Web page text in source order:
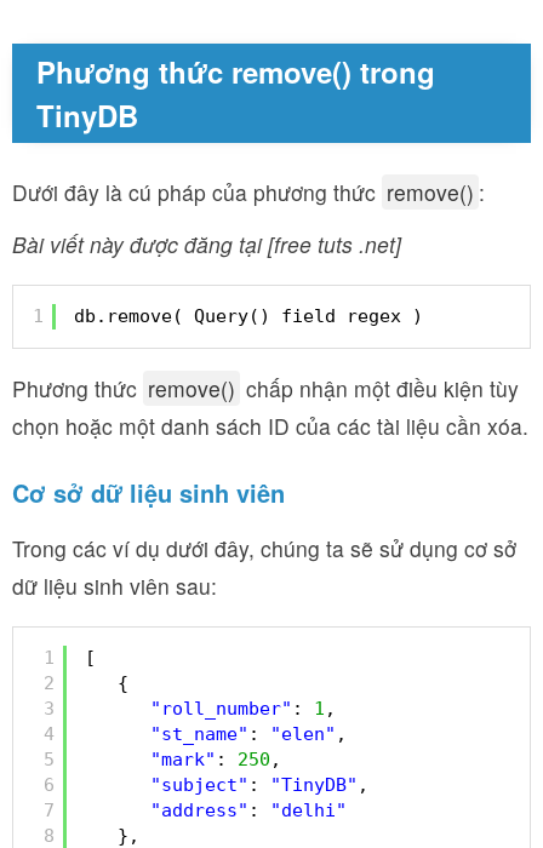
Phương thức remove() trong
TinyDB
Dưới đây là cú pháp của phương thức remove() :
Bài viết này được đăng tại [free tuts .net]
1 db.remove( Query() field regex )
Phương thức remove() chấp nhận một điều kiện tùy
chọn hoặc một danh sách ID của các tài liệu cần xóa.
Cơ sở dữ liệu sinh viên
Trong các ví dụ dưới đây, chúng ta sẽ sử dụng cơ sở
dữ liệu sinh viên sau:
1
2
3
4
5
6
7
8
[
{
"roll_number" : 1 ,
"st_name" : "elen" ,
"mark" : 250 ,
"subject" : "TinyDB" ,
"address" :
"delhi"
},